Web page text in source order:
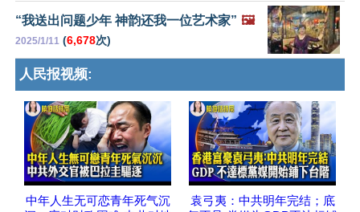
“我送出问题少年 神韵还我一位艺术家” 🖼️
2025/1/11 (6,678次)
人民报视频:
中年人生无可恋青年死气沉
袁弓夷：中共明年完结；底